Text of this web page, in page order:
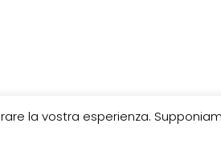
la vostra esperienza.